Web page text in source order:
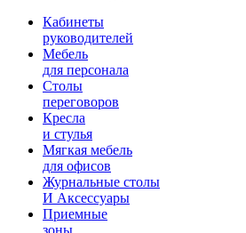
Кабинеты
руководителей
Мебель
для персонала
Столы
переговоров
Кресла
и стулья
Мягкая мебель
для офисов
Журнальные столы
И Аксессуары
Приемные
зоны